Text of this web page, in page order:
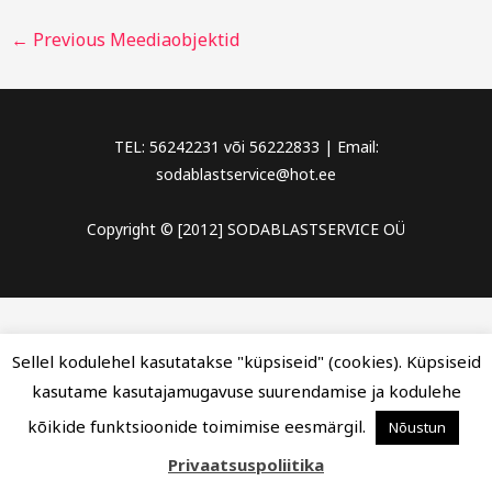
← Previous Meediaobjektid
TEL: 56242231 või 56222833 | Email:
sodablastservice@hot.ee
Copyright © [2012] SODABLASTSERVICE OÜ
Sellel kodulehel kasutatakse "küpsiseid" (cookies). Küpsiseid
kasutame kasutajamugavuse suurendamise ja kodulehe
kõikide funktsioonide toimimise eesmärgil.
Nõustun
Privaatsuspoliitika